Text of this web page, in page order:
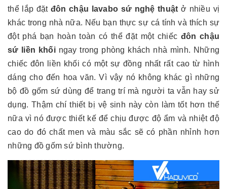
thể lắp đặtđôn chậu lavabo sứ nghệ thuật ở nhiều vị
khác trong nhà nữa. Nếu bạn thực sự cá tính và thích sự
đột phá bạn hoàn toàn có thể đặt một chiếc đôn chậu
sứ liền khốingay trong phòng khách nhà mình. Những
chiếc đôn liền khối có một sự đồng nhất rất cao từ hình
dáng cho đến hoa văn. Vì vậy nó không khác gì những
bộ đồ gốm sứ dùng để trang trí mà người ta vẫn hay sử
dụng. Thậm chí thiết bị vệ sinh này còn làm tốt hơn thế
nữa vì nó được thiết kế để chịu được độ ẩm và nhiệt độ
cao do đó chất men và màu sắc sẽ có phần nhỉnh hơn
những đồ gốm sứ bình thường.